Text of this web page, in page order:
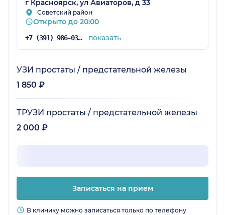
г Красноярск, ул Авиаторов, д 33
Советский район
Открыто до 20:00
+7 (391) 986-03-21 показать
УЗИ простаты / предстательной железы
1 850 ₽
ТРУЗИ простаты / предстательной железы
2 000 ₽
Записаться на прием
В клинику можно записаться только по телефону